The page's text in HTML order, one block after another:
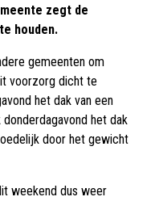
zegt de
houden.
gemeenten om
voorzorg dicht te
het dak van een
het dak
door het gewicht
weekend dus weer